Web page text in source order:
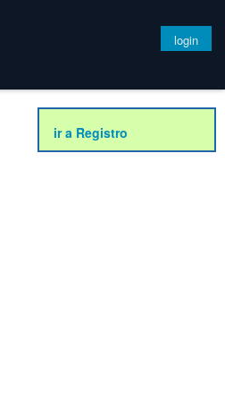
login
ir a Registro